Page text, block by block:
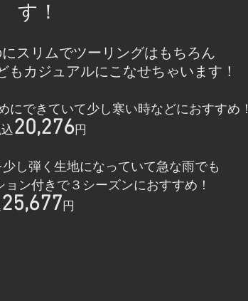
す！
スリムでツーリングはもちろん
もカジュアルにこなせちゃいます！
にできていて少し寒い時などにおすすめ！
20,276円
し弾く生地になっていて急な雨でも
ン付きで３シーズンにおすすめ！
25,677 円